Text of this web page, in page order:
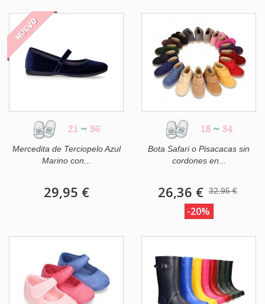
NUEVO
21 ~ 36
Mercedita de Terciopelo Azul
Marino con...
29,95 €
18 ~ 34
Bota Safari o Pisacacas sin
cordones en...
26,36 € 32,95 €
-20%